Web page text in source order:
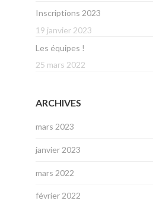
Inscriptions 2023
19 janvier 2023
Les équipes !
25 mars 2022
ARCHIVES
mars 2023
janvier 2023
mars 2022
février 2022